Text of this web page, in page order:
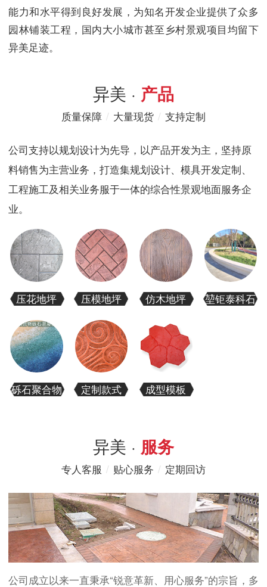
能力和水平得到良好发展，为知名开发企业提供了众多
园林铺装工程，国内大小城市甚至乡村景观项目均留下
异美足迹。
异美 · 产品
质量保障 / 大量现货 / 支持定制
公司支持以规划设计为先导，以产品开发为主，坚持原
料销售为主营业务，打造集规划设计、模具开发定制、
工程施工及相关业务服于一体的综合性景观地面服务企
业。
压花地坪 压模地坪 仿木地坪 堃钜泰科石
砾石聚合物 定制款式 成型模板
异美 · 服务
专人客服 / 贴心服务 / 定期回访
公司成立以来一直秉承“锐意革新、用心服务”的宗旨，多